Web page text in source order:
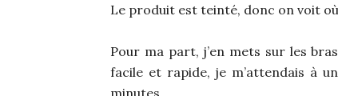
Le produit est teinté, donc on voit
Pour ma part, j’en mets sur les
facile et rapide, je m’attendais à
minutes.